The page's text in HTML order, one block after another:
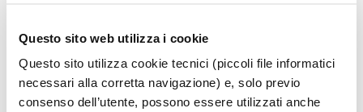
Questo sito web utilizza i cookie
Questo sito utilizza cookie tecnici (piccoli file informatici
necessari alla corretta navigazione) e, solo previo
consenso dell’utente, possono essere utilizzati anche